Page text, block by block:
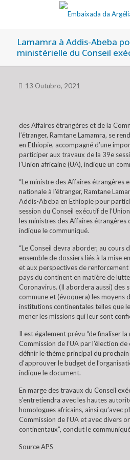
Lamamra à Addis-Abeba
ministérielle du Conseil
13 Outubro, 2021
des Affaires étrangères et de la
l’étranger, Ramtane Lamamra, se
en Ethiopie, accompagné d’une
participer aux travaux de la 39e
l’Union africaine (UA), indique un
“Le ministre des Affaires étrangères
nationale à l’étranger, Ramtane
Addis-Abeba en Ethiopie pour
session du Conseil exécutif de
les ministres des Affaires étrangères
indique le communiqué.
“Le Conseil devra aborder, au cours
ensemble de dossiers liés à la mise
et aux perspectives de
pays du continent en matière de
Coronavirus. (Il abordera aussi) des
commune et (évoquera) les moyens
institutions continentales telles que
mener les missions qui leur sont
Il est également prévu “de finaliser la
Commission de l’UA par l’élection
définir le thème principal du
d’approuver le budget de
indique le document.
En marge des travaux du Conseil
s’entretiendra avec les hautes
homologues africains, ainsi qu’avec
Commission de l’UA et avec divers
continentaux”, conclut le
Source APS